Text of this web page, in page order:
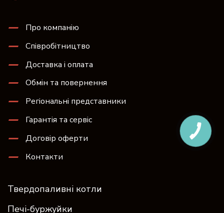
Про компанію
Співробітництво
Доставка і оплата
Обмін та повернення
Регіональні представники
Гарантія та сервіс
Договір оферти
Контакти
Твердопаливні котли
Печі-буржуйки